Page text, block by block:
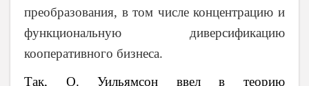
преобразования, в том числе концентрацию и
функциональную диверсификацию
кооперативного бизнеса.
Так, О. Уильямсон ввел в теорию